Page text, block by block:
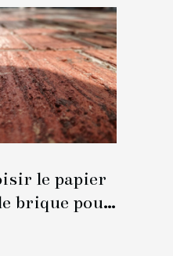
le papier
brique pour
?